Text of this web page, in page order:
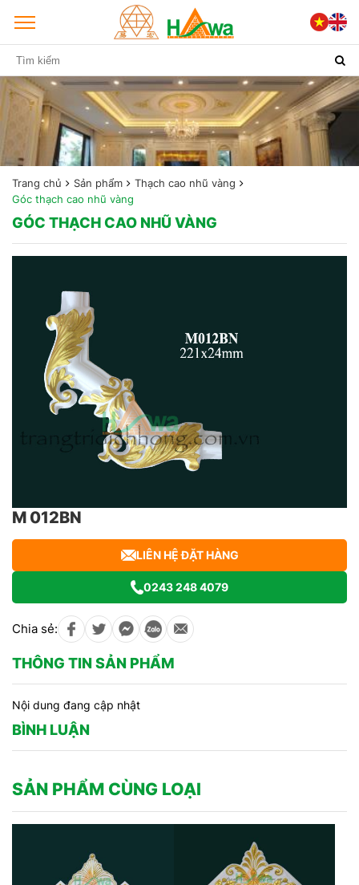
Trang chủ Sản phẩm
Thạch cao nhũ vàng
Góc thạch cao nhũ vàng
GÓC THẠCH CAO NHŨ VÀNG
M 012BN
LIÊN HỆ ĐẶT HÀNG
0243 248 4079
Chia sẻ:
THÔNG TIN SẢN PHẨM
Nội dung đang cập nhật
BÌNH LUẬN
SẢN PHẨM CÙNG LOẠI